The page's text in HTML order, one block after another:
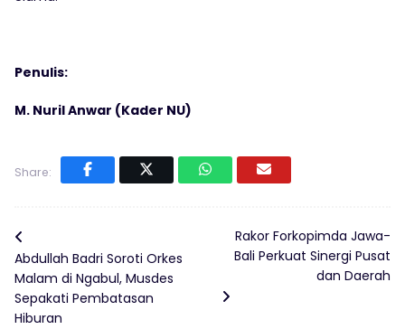
Penulis:
M. Nuril Anwar (Kader NU)
Share:
Abdullah Badri Soroti Orkes
Malam di Ngabul, Musdes
Sepakati Pembatasan
Hiburan
Rakor Forkopimda Jawa-
Bali Perkuat Sinergi Pusat
dan Daerah